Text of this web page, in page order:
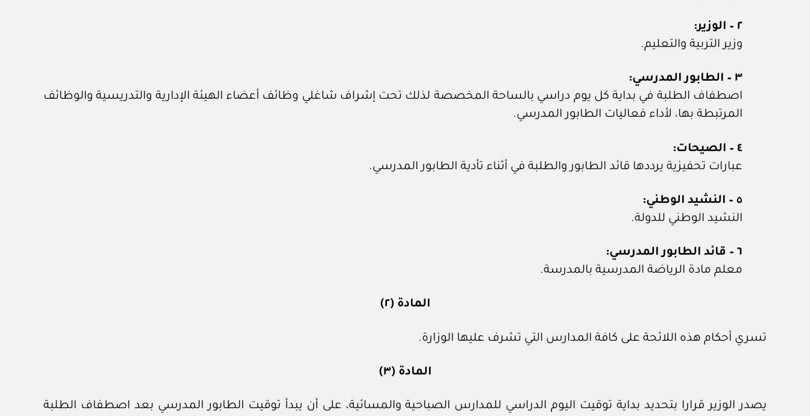
٢ – الوزير:
وزير التربية والتعليم.
٣ – الطابور المدرسي:
اصطفاف الطلبة في بداية كل يوم دراسي بالساحة المخصصة لذلك تحت إشراف شاغلي وظائف أعضاء الهيئة الإدارية والتدريسية والوظائف
المرتبطة بها، لأداء فعاليات الطابور المدرسي.
٤ – الصيحات:
عبارات تحفيزية يرددها قائد الطابور والطلبة في أثناء تأدية الطابور المدرسي.
٥ – النشيد الوطني:
النشيد الوطني للدولة.
٦ – قائد الطابور المدرسي:
معلم مادة الرياضة المدرسية بالمدرسة.
المادة (٢)
تسري أحكام هذه اللائحة على كافة المدارس التي تشرف عليها الوزارة.
المادة (٣)
يصدر الوزير قرارا بتحديد بداية توقيت اليوم الدراسي للمدارس الصباحية والمسائية، على أن يبدأ توقيت الطابور المدرسي بعد اصطفاف الطلبة